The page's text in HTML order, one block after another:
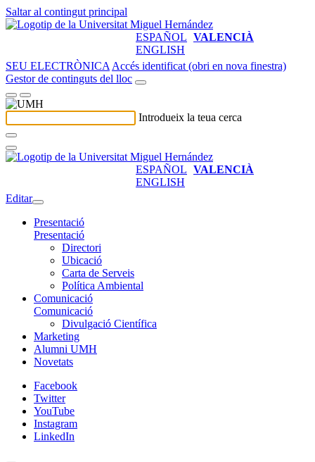
Saltar al contingut principal
ESPAÑOL VALENCIÀ
ENGLISH
SEU ELECTRÒNICA Accés identificat (obri en nova finestra)
Gestor de continguts del lloc
Introdueix la teua cerca
ESPAÑOL VALENCIÀ
ENGLISH
Editar
Presentació
Presentació
Directori
Ubicació
Carta de Serveis
Política Ambiental
Comunicació
Comunicació
Divulgació Científica
Marketing
Alumni UMH
Novetats
Facebook
Twitter
YouTube
Instagram
LinkedIn